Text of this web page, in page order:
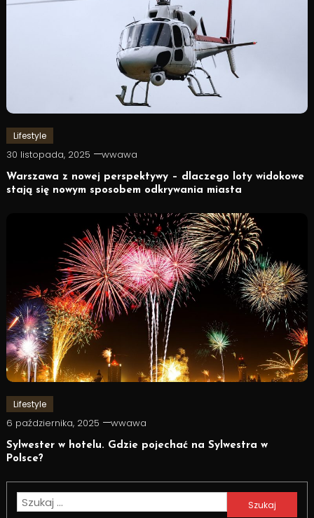
Lifestyle
30 listopada, 2025 wwawa
Warszawa z nowej perspektywy – dlaczego loty widokowe
stają się nowym sposobem odkrywania miasta
Lifestyle
6 października, 2025 wwawa
Sylwester w hotelu. Gdzie pojechać na Sylwestra w
Polsce?
Szukaj: